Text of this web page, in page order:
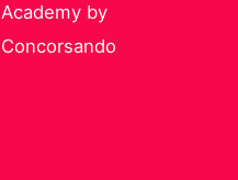
Academy by
Concorsando